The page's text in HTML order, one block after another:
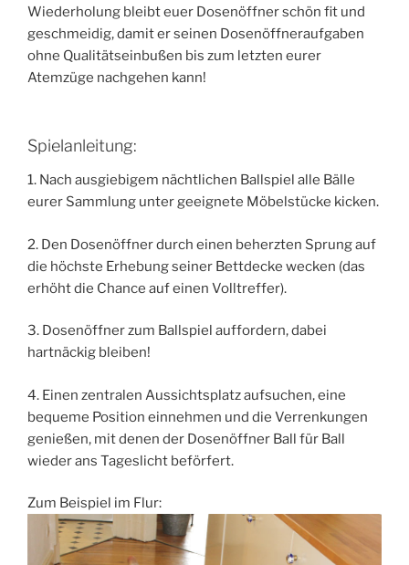
Wiederholung bleibt euer Dosenöffner schön fit und
geschmeidig, damit er seinen Dosenöffneraufgaben
ohne Qualitätseinbußen bis zum letzten eurer
Atemzüge nachgehen kann!
Spielanleitung:
1. Nach ausgiebigem nächtlichen Ballspiel alle Bälle
eurer Sammlung unter geeignete Möbelstücke kicken.
2. Den Dosenöffner durch einen beherzten Sprung auf
die höchste Erhebung seiner Bettdecke wecken (das
erhöht die Chance auf einen Volltreffer).
3. Dosenöffner zum Ballspiel auffordern, dabei
hartnäckig bleiben!
4. Einen zentralen Aussichtsplatz aufsuchen, eine
bequeme Position einnehmen und die Verrenkungen
genießen, mit denen der Dosenöffner Ball für Ball
wieder ans Tageslicht beförfert.
Zum Beispiel im Flur: